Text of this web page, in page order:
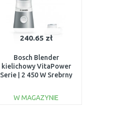
240.65 zł
Bosch Blender
kielichowy VitaPower
Serie | 2 450 W Srebrny
W MAGAZYNIE